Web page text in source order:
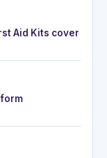
Aid Kits cover